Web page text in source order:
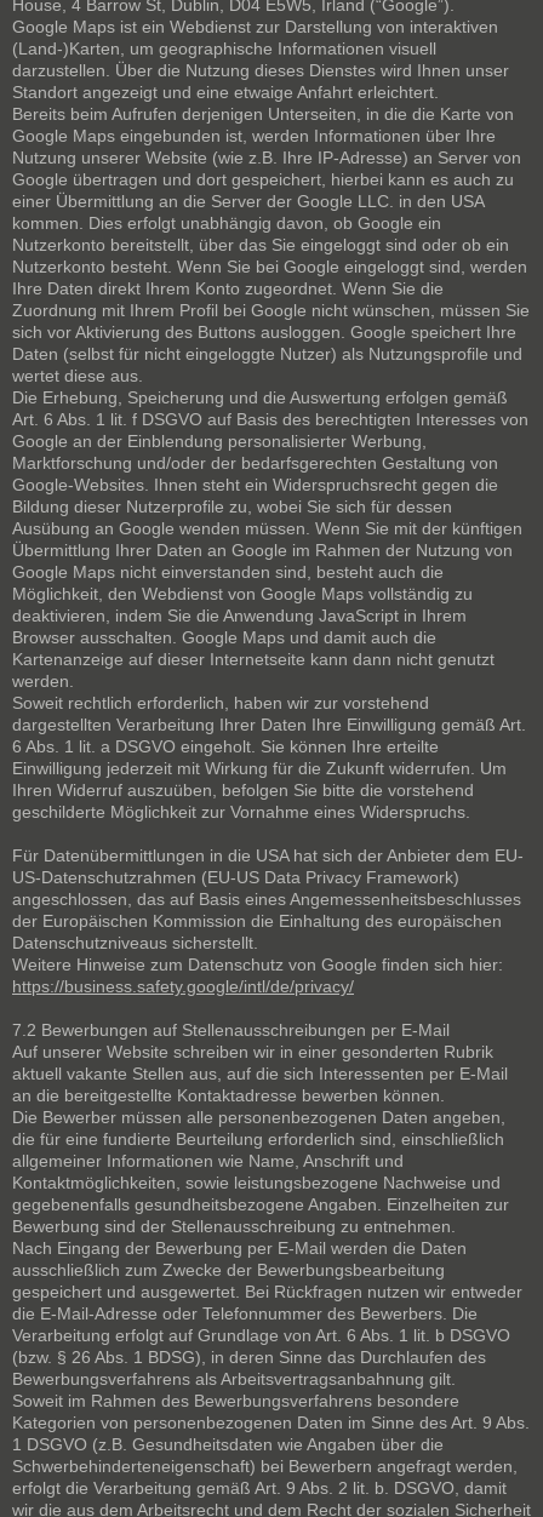
House, 4 Barrow St, Dublin, D04 E5W5, Irland (“Google”).
Google Maps ist ein Webdienst zur Darstellung von interaktiven
(Land-)Karten, um geographische Informationen visuell
darzustellen. Über die Nutzung dieses Dienstes wird Ihnen unser
Standort angezeigt und eine etwaige Anfahrt erleichtert.
Bereits beim Aufrufen derjenigen Unterseiten, in die die Karte von
Google Maps eingebunden ist, werden Informationen über Ihre
Nutzung unserer Website (wie z.B. Ihre IP-Adresse) an Server von
Google übertragen und dort gespeichert, hierbei kann es auch zu
einer Übermittlung an die Server der Google LLC. in den USA
kommen. Dies erfolgt unabhängig davon, ob Google ein
Nutzerkonto bereitstellt, über das Sie eingeloggt sind oder ob ein
Nutzerkonto besteht. Wenn Sie bei Google eingeloggt sind, werden
Ihre Daten direkt Ihrem Konto zugeordnet. Wenn Sie die
Zuordnung mit Ihrem Profil bei Google nicht wünschen, müssen Sie
sich vor Aktivierung des Buttons ausloggen. Google speichert Ihre
Daten (selbst für nicht eingeloggte Nutzer) als Nutzungsprofile und
wertet diese aus.
Die Erhebung, Speicherung und die Auswertung erfolgen gemäß
Art. 6 Abs. 1 lit. f DSGVO auf Basis des berechtigten Interesses von
Google an der Einblendung personalisierter Werbung,
Marktforschung und/oder der bedarfsgerechten Gestaltung von
Google-Websites. Ihnen steht ein Widerspruchsrecht gegen die
Bildung dieser Nutzerprofile zu, wobei Sie sich für dessen
Ausübung an Google wenden müssen. Wenn Sie mit der künftigen
Übermittlung Ihrer Daten an Google im Rahmen der Nutzung von
Google Maps nicht einverstanden sind, besteht auch die
Möglichkeit, den Webdienst von Google Maps vollständig zu
deaktivieren, indem Sie die Anwendung JavaScript in Ihrem
Browser ausschalten. Google Maps und damit auch die
Kartenanzeige auf dieser Internetseite kann dann nicht genutzt
werden.
Soweit rechtlich erforderlich, haben wir zur vorstehend
dargestellten Verarbeitung Ihrer Daten Ihre Einwilligung gemäß Art.
6 Abs. 1 lit. a DSGVO eingeholt. Sie können Ihre erteilte
Einwilligung jederzeit mit Wirkung für die Zukunft widerrufen. Um
Ihren Widerruf auszuüben, befolgen Sie bitte die vorstehend
geschilderte Möglichkeit zur Vornahme eines Widerspruchs.
Für Datenübermittlungen in die USA hat sich der Anbieter dem EU-
US-Datenschutzrahmen (EU-US Data Privacy Framework)
angeschlossen, das auf Basis eines Angemessenheitsbeschlusses
der Europäischen Kommission die Einhaltung des europäischen
Datenschutzniveaus sicherstellt.
Weitere Hinweise zum Datenschutz von Google finden sich hier:
https://business.safety.google/intl/de/privacy/
7.2 Bewerbungen auf Stellenausschreibungen per E-Mail
Auf unserer Website schreiben wir in einer gesonderten Rubrik
aktuell vakante Stellen aus, auf die sich Interessenten per E-Mail
an die bereitgestellte Kontaktadresse bewerben können.
Die Bewerber müssen alle personenbezogenen Daten angeben,
die für eine fundierte Beurteilung erforderlich sind, einschließlich
allgemeiner Informationen wie Name, Anschrift und
Kontaktmöglichkeiten, sowie leistungsbezogene Nachweise und
gegebenenfalls gesundheitsbezogene Angaben. Einzelheiten zur
Bewerbung sind der Stellenausschreibung zu entnehmen.
Nach Eingang der Bewerbung per E-Mail werden die Daten
ausschließlich zum Zwecke der Bewerbungsbearbeitung
gespeichert und ausgewertet. Bei Rückfragen nutzen wir entweder
die E-Mail-Adresse oder Telefonnummer des Bewerbers. Die
Verarbeitung erfolgt auf Grundlage von Art. 6 Abs. 1 lit. b DSGVO
(bzw. § 26 Abs. 1 BDSG), in deren Sinne das Durchlaufen des
Bewerbungsverfahrens als Arbeitsvertragsanbahnung gilt.
Soweit im Rahmen des Bewerbungsverfahrens besondere
Kategorien von personenbezogenen Daten im Sinne des Art. 9 Abs.
1 DSGVO (z.B. Gesundheitsdaten wie Angaben über die
Schwerbehinderteneigenschaft) bei Bewerbern angefragt werden,
erfolgt die Verarbeitung gemäß Art. 9 Abs. 2 lit. b. DSGVO, damit
wir die aus dem Arbeitsrecht und dem Recht der sozialen Sicherheit